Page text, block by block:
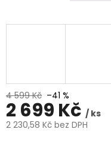
4 599 Kč –41 %
2 699 Kč / ks
2 230,58 Kč bez DPH